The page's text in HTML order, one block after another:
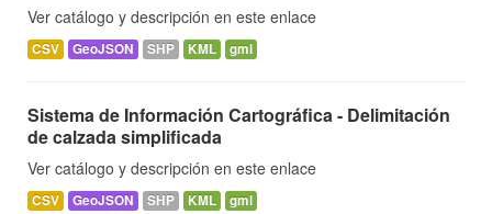
Ver catálogo y descripción en este enlace
CSV GeoJSON SHP KML gml
Sistema de Información Cartográfica - Delimitación
de calzada simplificada
Ver catálogo y descripción en este enlace
CSV GeoJSON SHP KML gml